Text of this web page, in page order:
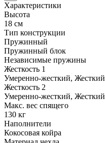
Характеристики
Высота
18 см
Тип конструкции
Пружинный
Пружинный блок
Независимые пружины
Жесткость 1
Умеренно-жесткий, Жесткий
Жесткость 2
Умеренно-жесткий, Жесткий
Макс. вес спящего
130 кг
Наполнители
Кокосовая койра